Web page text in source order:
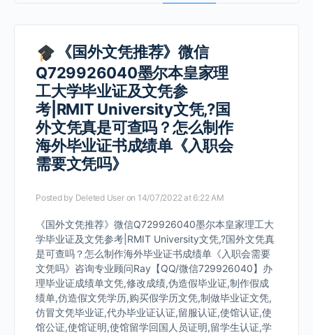
《国外文凭推荐》微信
Q729926040墨尔本皇家理
工大学毕业证及文凭参
考|RMIT University文凭,?国
外文凭真是可查吗？怎么制作
海外毕业证书成绩单《入职会
需要文凭吗》
Posted by Deleted User on 14/07/2022 at 6:22 AM
《国外文凭推荐》微信Q729926040墨尔本皇家理工大
学毕业证及文凭参考|RMIT University文凭,?国外文凭真
是可查吗？怎么制作海外毕业证书成绩单《入职会需要
文凭吗》咨询专业顾问Ray【QQ/微信729926040】办
理毕业证成绩单文凭,修改成绩,伪造假毕业证,制作假成
绩单,仿造假文凭学历,购买假学历文凭,制做毕业证文凭,
仿冒文凭毕业证,代办毕业证认证,留服认证,使馆认证,使
馆公证,使馆证明,使馆留学回国人员证明,留学生认证,学